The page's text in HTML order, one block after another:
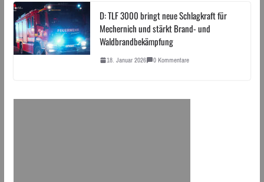
D: TLF 3000 bringt neue Schlagkraft für
Mechernich und stärkt Brand- und
Waldbrandbekämpfung
18. Januar 2026 0 Kommentare